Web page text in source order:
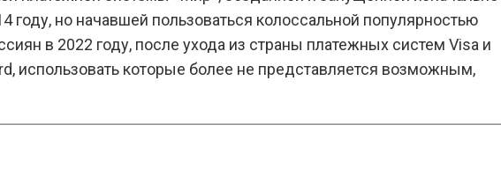
году, но начавшей пользоваться колоссальной популярностью
в 2022 году, после ухода из страны платежных систем Visa и
использовать которые более не представляется возможным,